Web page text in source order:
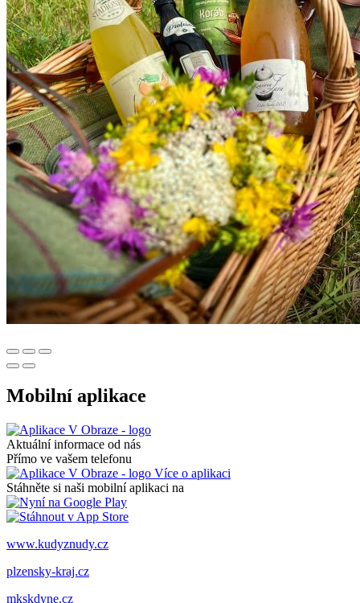
Mobilní aplikace
Aktuální informace od nás
Přímo ve vašem telefonu
Více o aplikaci
Stáhněte si naši mobilní aplikaci na
www.kudyznudy.cz
plzensky-kraj.cz
mkskdyne.cz